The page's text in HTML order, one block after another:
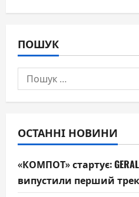
ПОШУК
Пошук:
ОСТАННІ НОВИНИ
«КОМПОТ» стартує:
випустили перший